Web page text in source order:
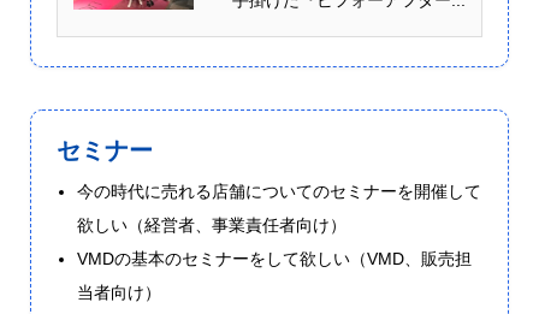
セミナー
今の時代に売れる店舗についてのセミナーを開催して
欲しい（経営者、事業責任者向け）
VMDの基本のセミナーをして欲しい（VMD、販売担
当者向け）